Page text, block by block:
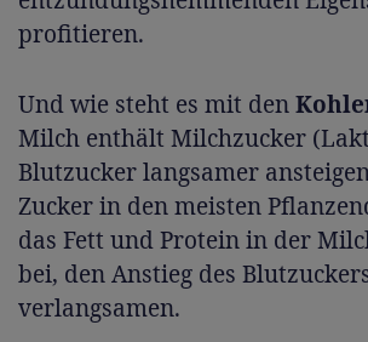
profitieren.
Und wie steht es mit den
Milch enthält Milchzucker
Blutzucker langsamer
Zucker in den meisten
das Fett und Protein in der
bei, den Anstieg des
verlangsamen.